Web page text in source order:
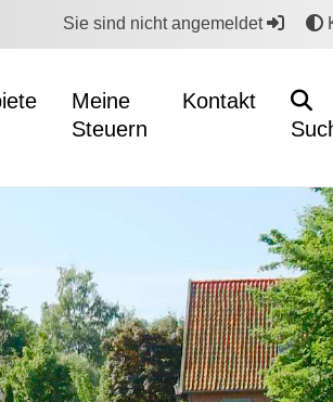
Sie sind nicht angemeldet
Meine
Steuern
Kontakt